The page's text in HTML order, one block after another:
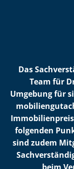
Das
Team für
Umgebung für
folgenden
sind zudem